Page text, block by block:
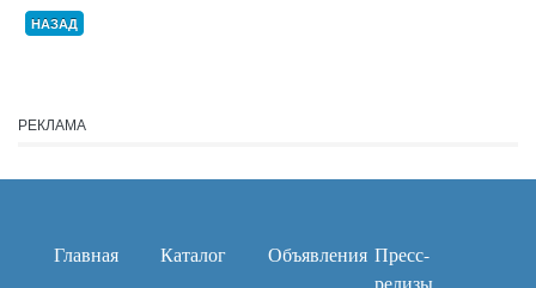
НАЗАД
РЕКЛАМА
Главная
Каталог
Объявления Пресс-
релизы